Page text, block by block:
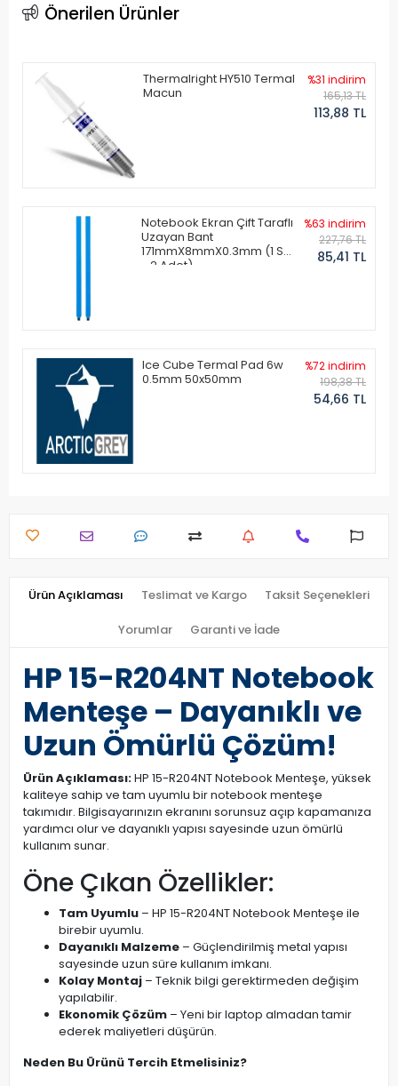
Önerilen Ürünler
Thermalright HY510 Termal
Macun
%31 indirim
165,13 TL
113,88 TL
Notebook Ekran Çift Taraflı
Uzayan Bant
171mmX8mmX0.3mm (1 Set
- 2 Adet)
%63 indirim
227,76 TL
85,41 TL
Ice Cube Termal Pad 6w
0.5mm 50x50mm
%72 indirim
198,38 TL
54,66 TL
Ürün Açıklaması Teslimat ve Kargo Taksit Seçenekleri
Yorumlar Garanti ve İade
HP 15-R204NT Notebook
Menteşe – Dayanıklı ve
Uzun Ömürlü Çözüm!
Ürün Açıklaması:HP 15-R204NT Notebook Menteşe, yüksek
kaliteye sahip ve tam uyumlu bir notebook menteşe
takımıdır. Bilgisayarınızın ekranını sorunsuz açıp kapamanıza
yardımcı olur ve dayanıklı yapısı sayesinde uzun ömürlü
kullanım sunar.
Öne Çıkan Özellikler:
Tam Uyumlu – HP 15-R204NT Notebook Menteşe ile
birebir uyumlu.
Dayanıklı Malzeme – Güçlendirilmiş metal yapısı
sayesinde uzun süre kullanım imkanı.
Kolay Montaj – Teknik bilgi gerektirmeden değişim
yapılabilir.
Ekonomik Çözüm – Yeni bir laptop almadan tamir
ederek maliyetleri düşürün.
Neden Bu Ürünü Tercih Etmelisiniz?